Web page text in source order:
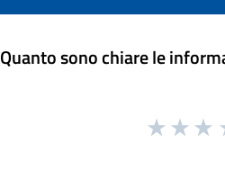
Quanto sono chiare le